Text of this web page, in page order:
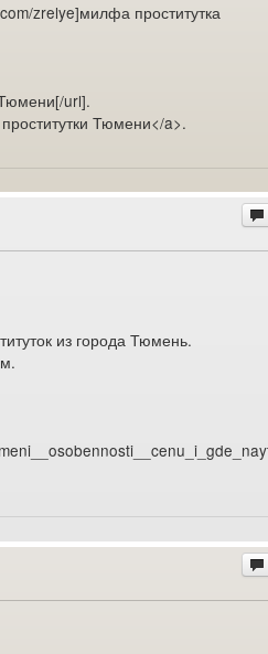
zrelye]милфа проститутка
url].
Тюмени</a>.
из города Тюмень.